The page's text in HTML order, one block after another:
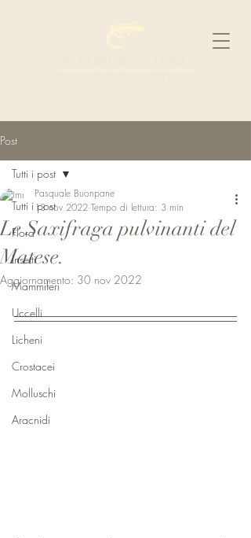
Post
Tutti i post
Flora
Insetti
Mammiferi
Uccelli
Licheni
Crostacei
Molluschi
Aracnidi
Tutti i post
Le Saxifraga pulvinanti del
Matese.
Pasquale Buonpane
13 nov 2022 Tempo di lettura: 3 min
Aggiornamento: 30 nov 2022